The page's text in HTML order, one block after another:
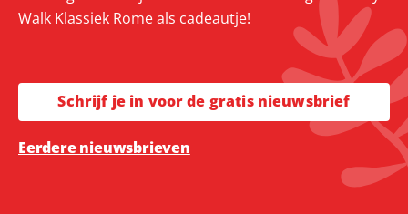
Walk Klassiek Rome als cadeautje!
Schrijf je in voor de gratis nieuwsbrief
Eerdere nieuwsbrieven